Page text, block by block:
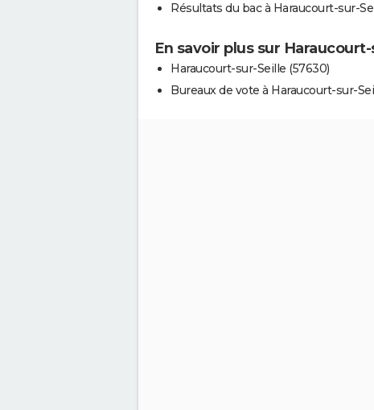
Résultats du bac à Haraucourt-sur-
En savoir plus sur
Haraucourt-sur-Seille (57630)
Bureaux de vote à Haraucourt-sur-